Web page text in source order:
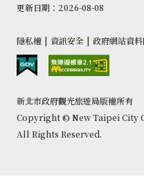
更新日期：2026-08-08
隱私權 | 資訊安全 | 政府網站資
新北市政府觀光旅遊局版權所有
Copyright © New Taipei City
All Rights Reserved.